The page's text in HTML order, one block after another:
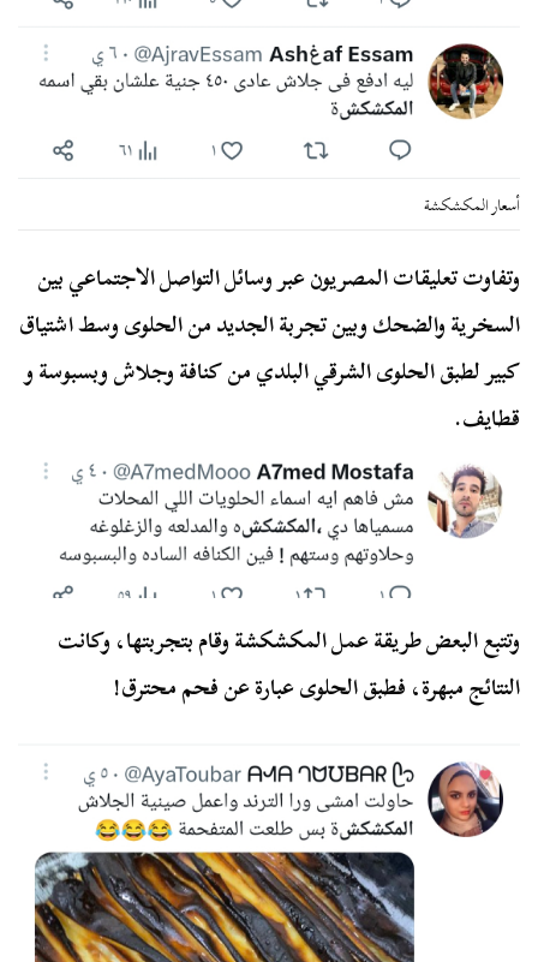
أسعار المكشكشة
وتفاوت تعليقات المصريون عبر وسائل التواصل الاجتماعي بين
السخرية والضحك وبين تجربة الجديد من الحلوى وسط اشتياق
كبير لطبق الحلوى الشرقي البلدي من كنافة وجلاش وبسبوسة و
قطايف.
وتتبع البعض طريقة عمل المكشكشة وقام بتجربتها، وكانت
النتائج مبهرة، فطبق الحلوى عبارة عن فحم محترق!